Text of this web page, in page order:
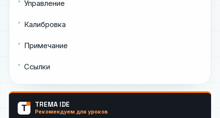
Управление
Калибровка
Примечание
Ссылки
T TREMA IDE
Рекомендуем для уроков